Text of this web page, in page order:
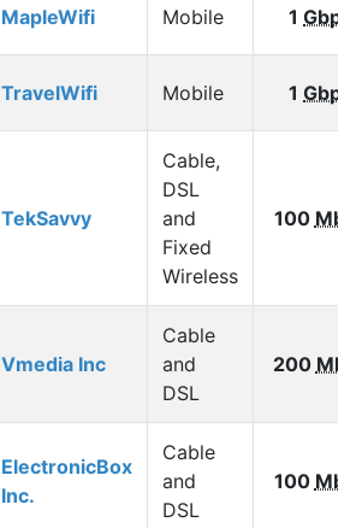
MapleWifi Mobile 1 Gbps
TravelWifi Mobile 1 Gbps
TekSavvy
Cable,
DSL
and
Fixed
Wireless
100
Vmedia Inc
Cable
and
DSL
200
ElectronicBox
Inc.
Cable
and
DSL
100